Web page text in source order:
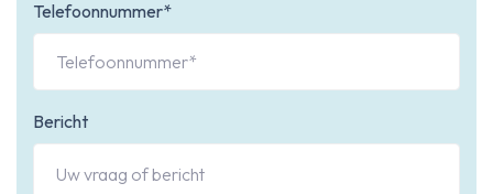
Telefoonnummer*
Bericht